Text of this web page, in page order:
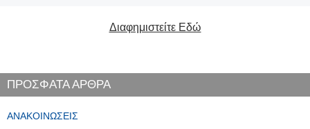
Διαφημιστείτε Εδώ
ΠΡΟΣΦΑΤΑ ΑΡΘΡΑ
ΑΝΑΚΟΙΝΏΣΕΙΣ